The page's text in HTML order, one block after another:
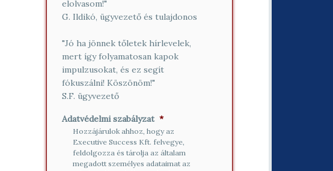
elolvasom!"
G. Ildikó, ügyvezető és tulajdonos
"Jó ha jönnek tőletek hírlevelek,
mert így folyamatosan kapok
impulzusokat, és ez segít
fókuszálni! Köszönöm!"
S.F. ügyvezető
Adatvédelmi szabályzat *
Hozzájárulok ahhoz, hogy az
Executive Success Kft. felvegye,
feldolgozza és tárolja az általam
megadott személyes adataimat az